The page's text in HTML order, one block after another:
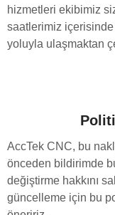
hizmetleri ekibimiz
saatlerimiz
yoluyla ulaşmaktan
AccTek CNC, bu
önceden bildirimde
değiştirme hakkını
güncelleme için bu